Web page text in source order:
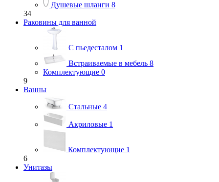
Душевые шланги 8
34
Раковины для ванной
С пьедесталом 1
Встраиваемые в мебель 8
Комплектующие 0
9
Ванны
Стальные 4
Акриловые 1
Комплектующие 1
6
Унитазы